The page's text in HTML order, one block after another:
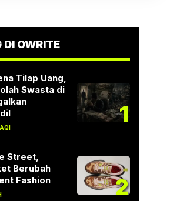
DI OWRITE
Tilap Uang,
Swasta di
1
Street,
Berubah
Fashion
2